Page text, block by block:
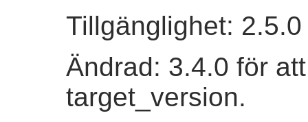
Tillgänglighet: 2.5.0
Ändrad: 3.4.0 för
target_version.